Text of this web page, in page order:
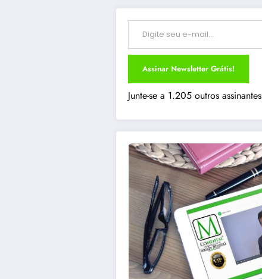
Digite seu e-mail…
Assinar Newsletter Grátis!
Junte-se a 1.205 outros assinantes